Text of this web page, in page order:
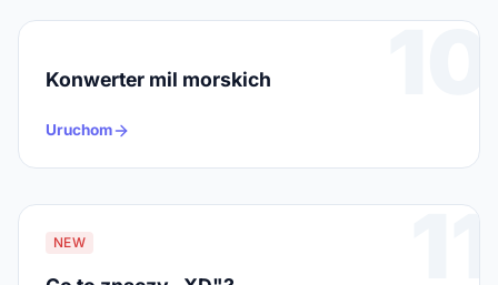
10
Konwerter mil morskich
Uruchom
NEW